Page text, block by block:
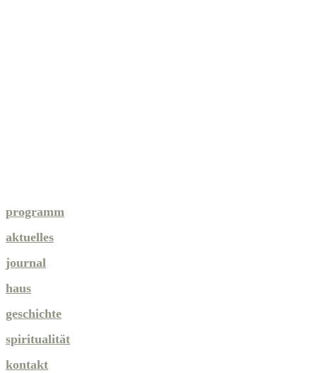
programm
aktuelles
journal
haus
geschichte
spiritualität
kontakt